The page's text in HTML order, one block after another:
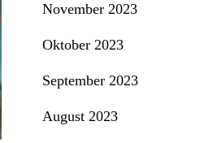
November 2023
Oktober 2023
September 2023
August 2023